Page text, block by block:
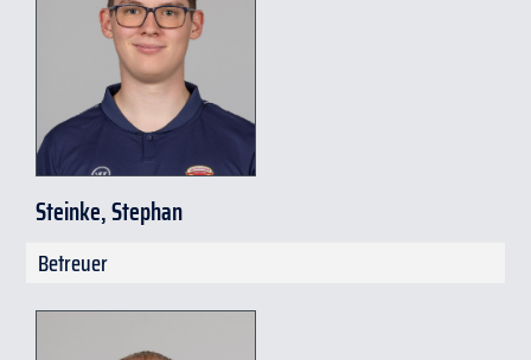
s
weisswasser
Steinke, Stephan
Betreuer